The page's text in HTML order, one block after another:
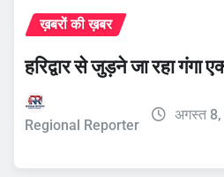
ख़बरों की ख़बर
हरिद्वार से जुड़ने जा रहा गंगा
Regional Reporter
अगस्त